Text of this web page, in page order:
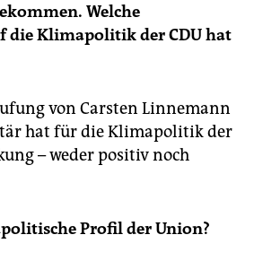
Welche
die Klimapolitik der CDU hat
von Carsten Linnemann
hat für die Klimapolitik der
– weder positiv noch
Profil der Union?